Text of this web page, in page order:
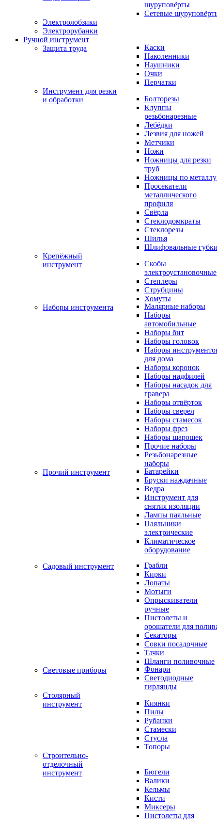
шуруповёрты
Сетевые
Электролобзики
Электрорубанки
Ручной инструмент
Защита труда
Каски
Наколенники
Наушники
Очки
Перчатки
Инструмент для резки
и обработки
Болторезы
Клуппы
резьбонарезные
Лебёдки
Лезвия для ножей
Метчики
Ножи
Ножницы для резки
труб
Ножницы по металлу
Просекатели
металлического
профиля
Свёрла
Стеклодомкраты
Стеклорезы
Шилья
Шлифовальные
Крепёжный
инструмент
Скобы
электроустановочные
Степлеры
Струбцины
Хомуты
Наборы инструмента
Малярные наборы
Наборы
автомобильные
Наборы бит
Наборы головок
Наборы
для дома
Наборы коронок
Наборы надфилей
Наборы насадок для
гравера
Наборы отвёрток
Наборы сверел
Наборы стамесок
Наборы фрез
Наборы шарошек
Прочие наборы
Резьбонарезные
наборы
Прочий инструмент
Батарейки
Бруски наждачные
Ведра
Инструмент для
снятия изоляции
Лампы паяльные
Паяльники
электрические
Климатическое
оборудование
Садовый инструмент
Грабли
Кирки
Лопаты
Мотыги
Опрыскиватели
ручные
Пистолеты и
орошатели для
Секаторы
Совки посадочные
Тачки
Шланги поливочные
Световые приборы
Фонари
Светодиодные
гирлянды
Столярный
инструмент
Киянки
Пилы
Рубанки
Стамески
Стусла
Топоры
Строительно-
отделочный
инструмент
Бюгели
Валики
Кельмы
Кисти
Миксеры
Пистолеты для